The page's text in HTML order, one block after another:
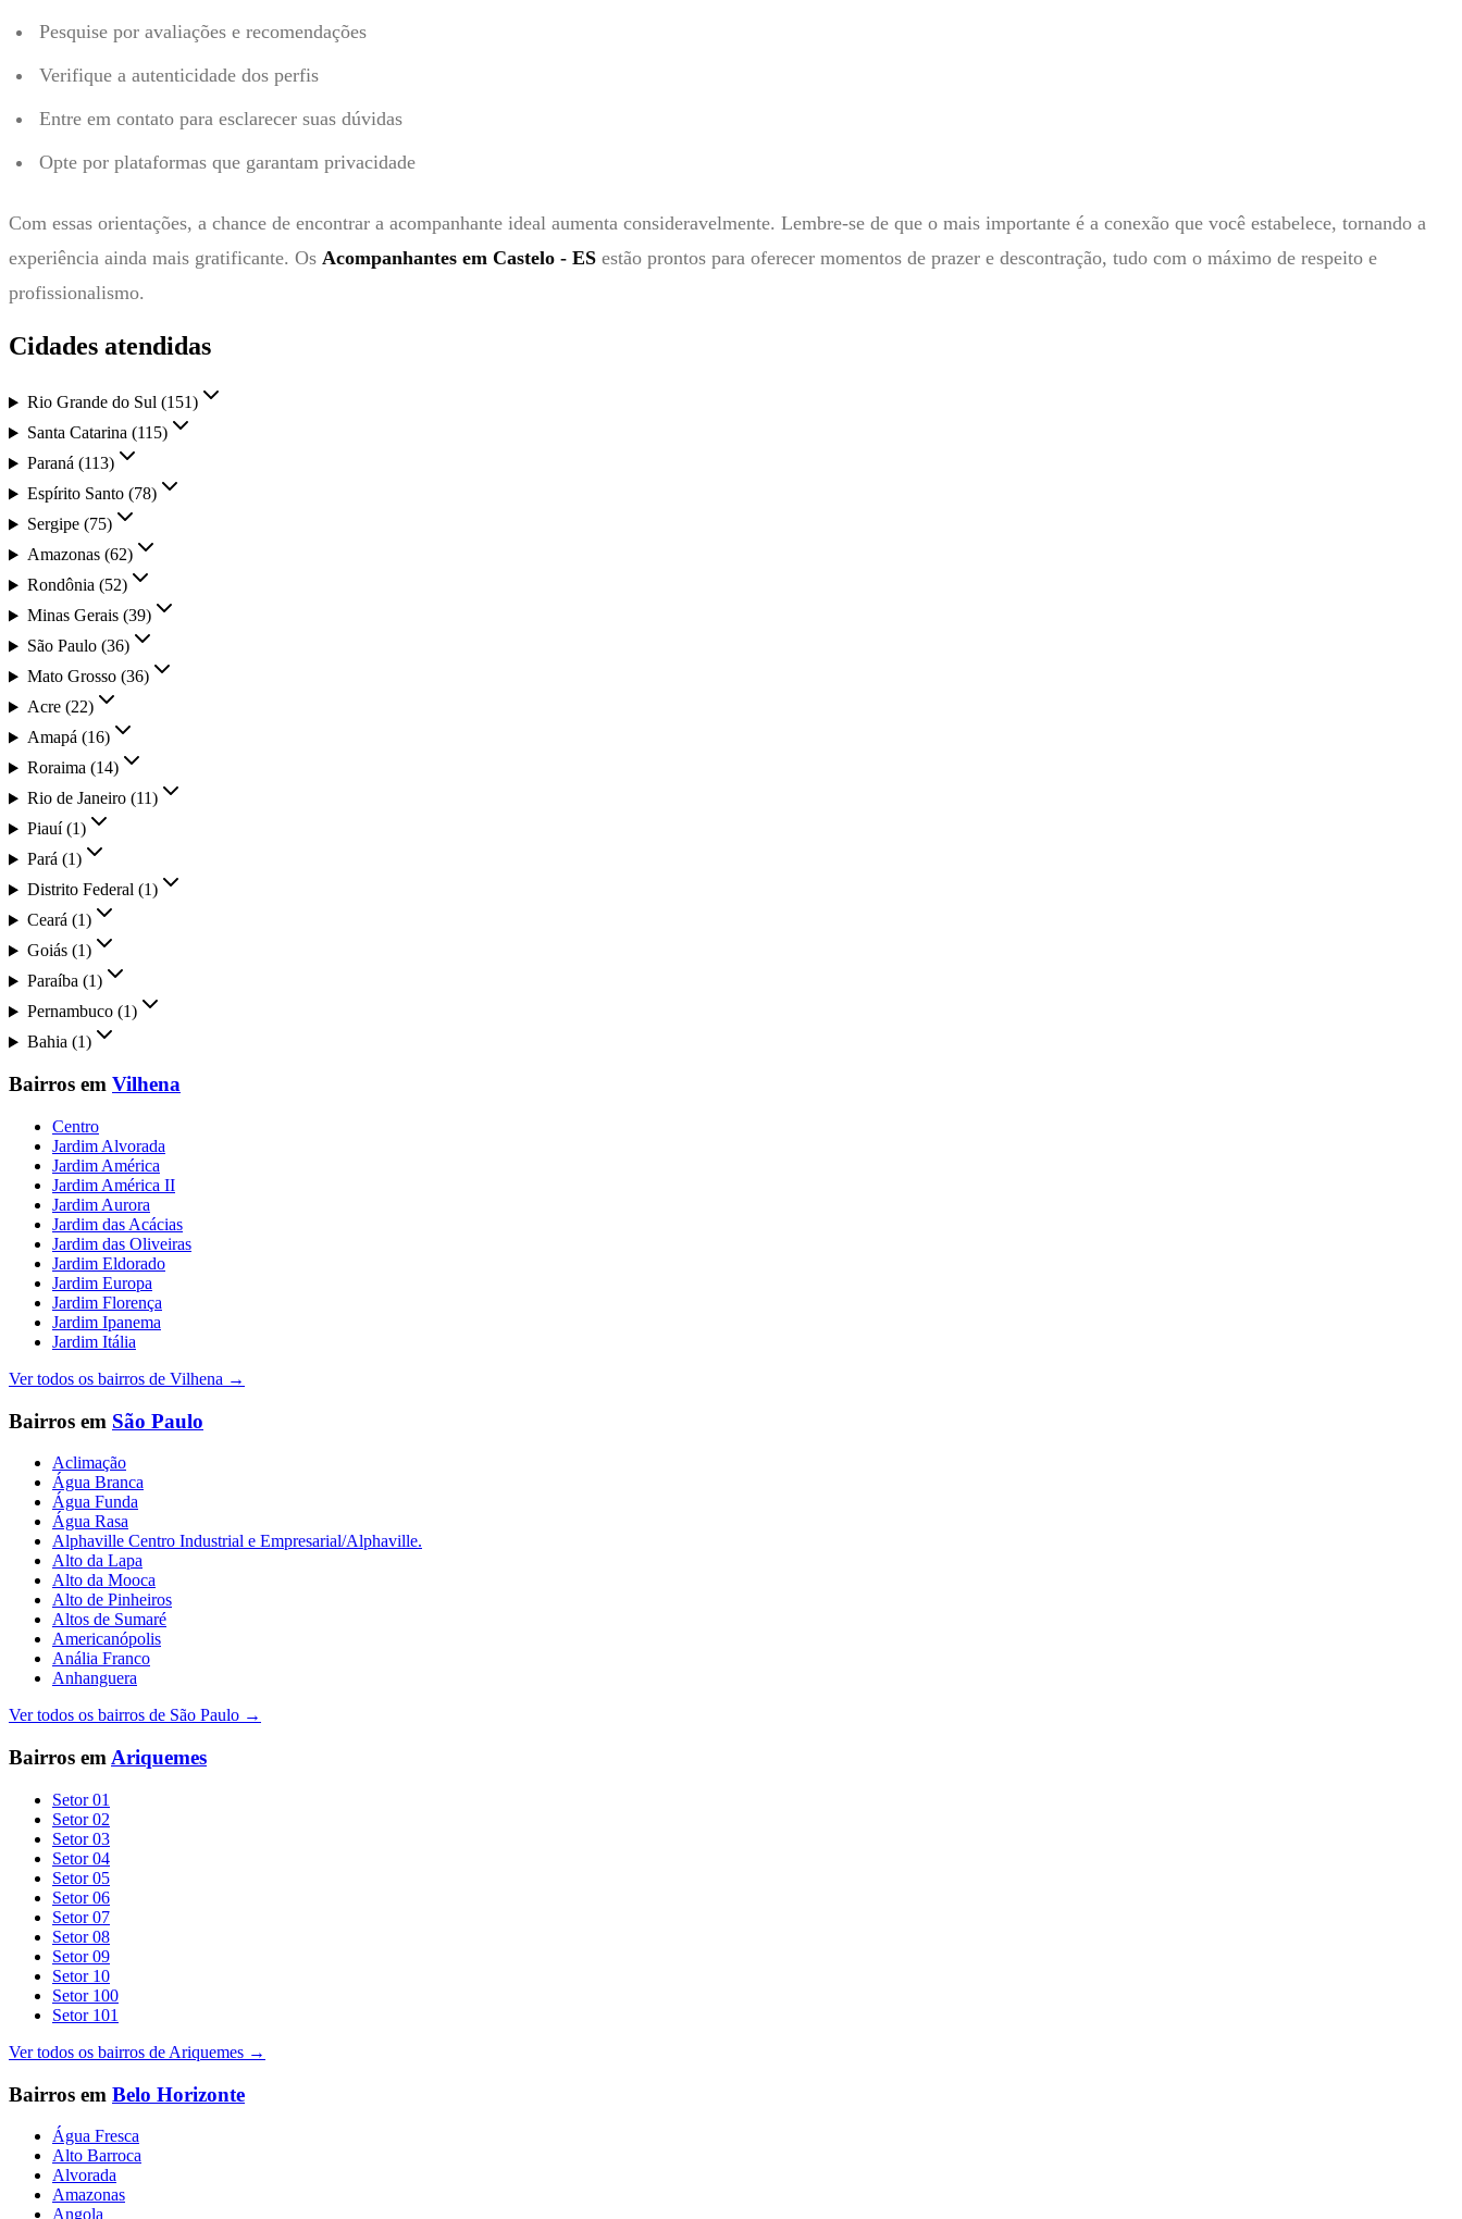
Pesquise por avaliações e recomendações
Verifique a autenticidade dos perfis
Entre em contato para esclarecer suas dúvidas
Opte por plataformas que garantam privacidade
Com essas orientações, a chance de encontrar a acompanhante ideal aumenta consideravelmente. Lembre-se de que o mais importante é a conexão que você estabelece, tornando a
experiência ainda mais gratificante. Os Acompanhantes em Castelo - ES estão prontos para oferecer momentos de prazer e descontração, tudo com o máximo de respeito e
profissionalismo.
Cidades atendidas
Rio Grande do Sul (151)
Santa Catarina (115)
Paraná (113)
Espírito Santo (78)
Sergipe (75)
Amazonas (62)
Rondônia (52)
Minas Gerais (39)
São Paulo (36)
Mato Grosso (36)
Acre (22)
Amapá (16)
Roraima (14)
Rio de Janeiro (11)
Piauí (1)
Pará (1)
Distrito Federal (1)
Ceará (1)
Goiás (1)
Paraíba (1)
Pernambuco (1)
Bahia (1)
Bairros em Vilhena
Centro
Jardim Alvorada
Jardim América
Jardim América II
Jardim Aurora
Jardim das Acácias
Jardim das Oliveiras
Jardim Eldorado
Jardim Europa
Jardim Florença
Jardim Ipanema
Jardim Itália
Ver todos os bairros de Vilhena →
Bairros em São Paulo
Aclimação
Água Branca
Água Funda
Água Rasa
Alphaville Centro Industrial e Empresarial/Alphaville.
Alto da Lapa
Alto da Mooca
Alto de Pinheiros
Altos de Sumaré
Americanópolis
Anália Franco
Anhanguera
Ver todos os bairros de São Paulo →
Bairros em Ariquemes
Setor 01
Setor 02
Setor 03
Setor 04
Setor 05
Setor 06
Setor 07
Setor 08
Setor 09
Setor 10
Setor 100
Setor 101
Ver todos os bairros de Ariquemes →
Bairros em Belo Horizonte
Água Fresca
Alto Barroca
Alvorada
Amazonas
Angola